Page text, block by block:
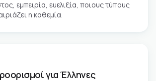
εμπειρία, ευελιξία, ποιους τύπους
η καθεμία.
για Έλληνες